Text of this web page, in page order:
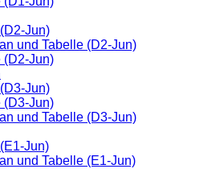
Jun)
und Tabelle (D2-Jun)
(D2-Jun)
Jun)
(D3-Jun)
und Tabelle (D3-Jun)
Jun)
und Tabelle (E1-Jun)